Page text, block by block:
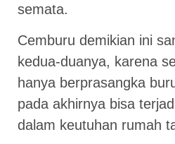
semata.
Cemburu demikian ini
kedua-duanya, karena
hanya berprasangka
pada akhirnya bisa
dalam keutuhan rumah